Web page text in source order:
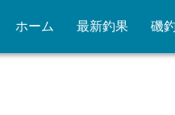
ホーム 最新釣果 磯